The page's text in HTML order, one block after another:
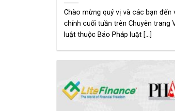
Chào mừng quý vị và các bạn đến
chính cuối tuần trên Chuyên trang
luật thuộc Báo Pháp luật [...]